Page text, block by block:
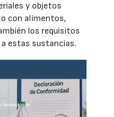
y objetos
con alimentos,
los requisitos
estas sustancias.